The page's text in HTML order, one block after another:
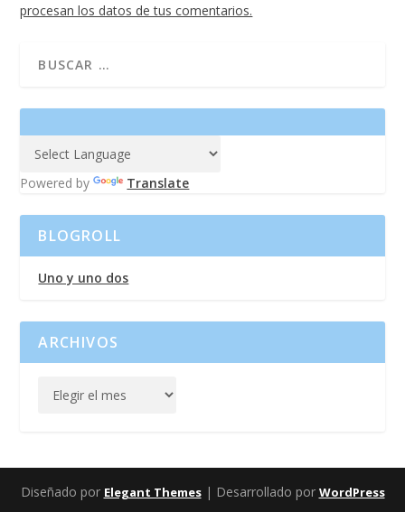
procesan los datos de tus comentarios.
Powered by Translate
BLOGROLL
Uno y uno dos
ARCHIVOS
Diseñado por Elegant Themes| Desarrollado por WordPress